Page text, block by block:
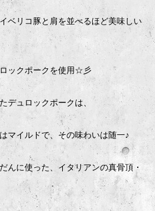
ベリコ豚と肩を並べるほど美味しい
ックポークを使用☆彡
デュロックポークは、
マイルドで、その味わいは随一♪
んに使った、イタリアンの真骨頂・